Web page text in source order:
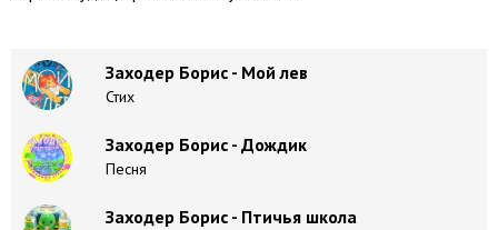
Заходер Борис - Мой лев
Стих
Заходер Борис - Дождик
Песня
Заходер Борис - Птичья школа